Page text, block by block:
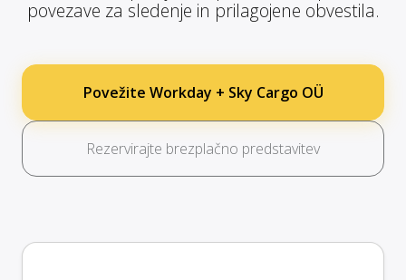
povezave za sledenje in prilagojene obvestila.
Povežite Workday + Sky Cargo OÜ
Rezervirajte brezplačno predstavitev